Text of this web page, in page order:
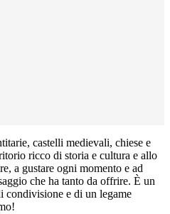
castelli medievali, chiese e
ricco di storia e cultura e allo
a gustare ogni momento e ad
che ha tanto da offrire. È un
condivisione e di un legame